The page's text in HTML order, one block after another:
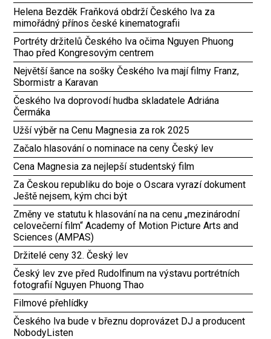
Helena Bezděk Fraňková obdrží Českého lva za
mimořádný přínos české kinematografii
Portréty držitelů Českého lva očima Nguyen Phuong
Thao před Kongresovým centrem
Největší šance na sošky Českého lva mají filmy Franz,
Sbormistr a Karavan
Českého lva doprovodí hudba skladatele Adriána
Čermáka
Užší výběr na Cenu Magnesia za rok 2025
Začalo hlasování o nominace na ceny Český lev
Cena Magnesia za nejlepší studentský film
Za Českou republiku do boje o Oscara vyrazí dokument
Ještě nejsem, kým chci být
Změny ve statutu k hlasování na na cenu „mezinárodní
celovečerní film“ Academy of Motion Picture Arts and
Sciences (AMPAS)
Držitelé ceny 32. Český lev
Český lev zve před Rudolfinum na výstavu portrétních
fotografií Nguyen Phuong Thao
Filmové přehlídky
Českého lva bude v březnu doprovázet DJ a producent
NobodyListen